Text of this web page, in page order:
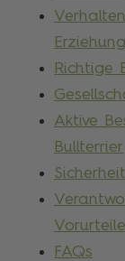
Richtige
Aktive
Bullterrier
FAQs